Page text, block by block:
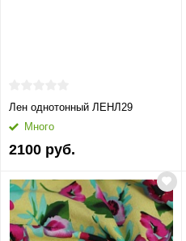
Лен однотонный ЛЕНЛ29
Много
2100 руб.